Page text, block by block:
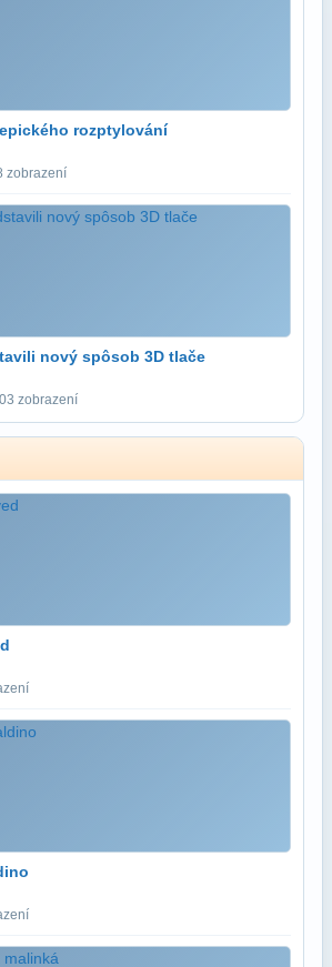
rozptylování
zobrazení
nový spôsob 3D tlače
zobrazení